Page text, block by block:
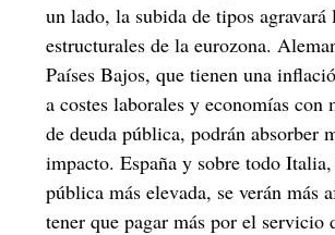
un lado, la subida de tipos agravará
estructurales de la eurozona.
Países Bajos, que tienen una
a costes laborales y economías con
de deuda pública, podrán absorber
impacto. España y sobre todo
pública más elevada, se verán más
tener que pagar más por el servicio